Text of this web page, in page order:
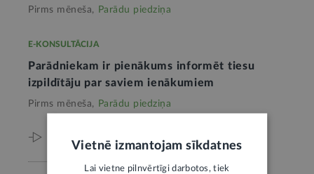
Pirms mēneša, Parādu piedziņa
E-KONSULTĀCIJA
Parādniekam ir pienākums informēt tiesu
izpildītāju par saviem ienākumiem
Pirms mēneša, Parādu piedziņa
Viss par šo tēmu
Vietnē izmantojam sīkdatnes
Lai vietne pilnvērtīgi darbotos, tiek